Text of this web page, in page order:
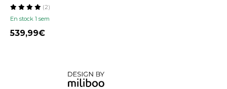
En stock 1 sem
(2)
539,99